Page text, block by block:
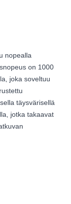
nopealla
on 1000
joka soveltuu
täysvärisellä
jotka takaavat